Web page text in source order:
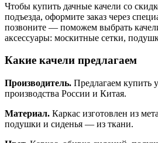
Чтобы купить дачные качели со
подъезда, оформите заказ через
позвоните — поможем выбрать
аксессуары: москитные сетки,
Какие качели предлагаем
Производитель. Предлагаем купить
производства России и Китая.
Материал. Каркас изготовлен из
подушки и сиденья — из ткани.